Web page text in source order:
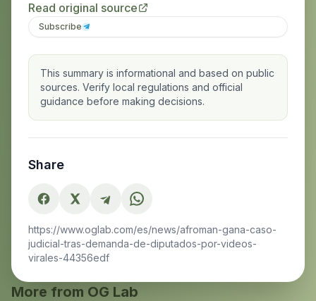
Read original source
Subscribe
This summary is informational and based on public
sources. Verify local regulations and official
guidance before making decisions.
Share
https://www.oglab.com/es/news/afroman-gana-caso-
judicial-tras-demanda-de-diputados-por-videos-
virales-44356edf
More from OG Lab